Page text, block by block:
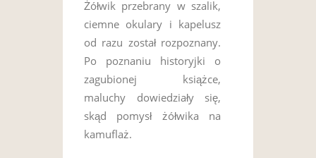
Żółwik przebrany w szalik,
ciemne okulary i kapelusz
od razu został rozpoznany.
Po poznaniu historyjki o
zagubionej książce,
maluchy dowiedziały się,
skąd pomysł żółwika na
kamuflaż.